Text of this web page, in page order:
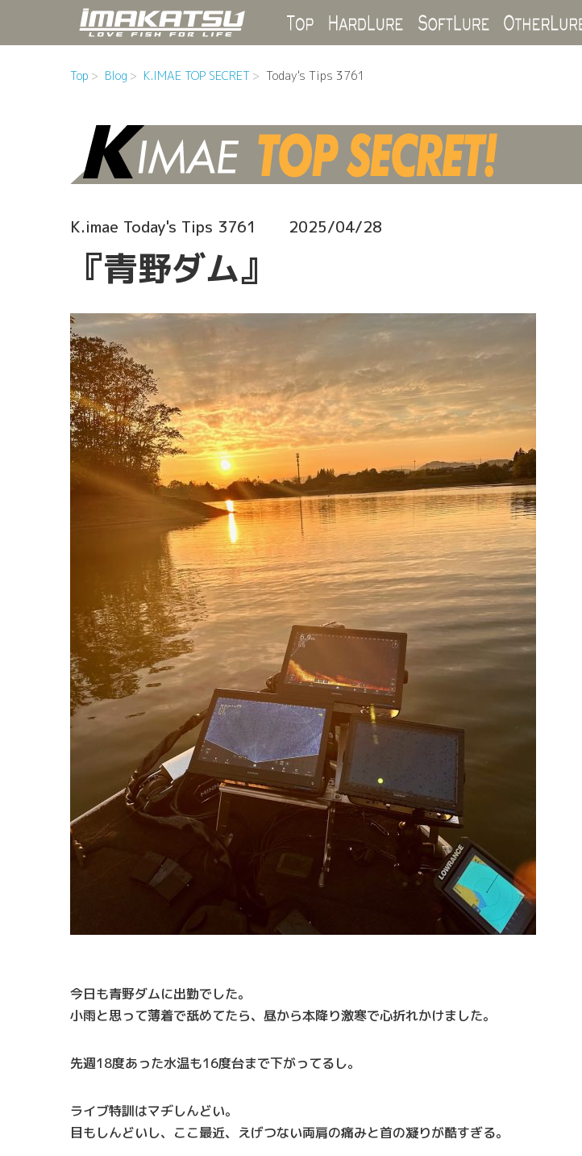
Top Hard Lure Soft Lure
Top Blog K.IMAE TOP SECRET Today's Tips 3761
K.imae Today's Tips 3761 2025/04/28
『青野ダム』
今日も青野ダムに出勤でした。
小雨と思って薄着で舐めてたら、昼から本降り激寒で心折れかけました。
先週18度あった水温も16度台まで下がってるし。
ライブ特訓はマヂしんどい。
目もしんどいし、ここ最近、えげつない両肩の痛みと首の凝りが酷すぎる。